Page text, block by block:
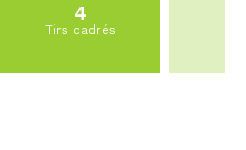
4
Tirs cadrés